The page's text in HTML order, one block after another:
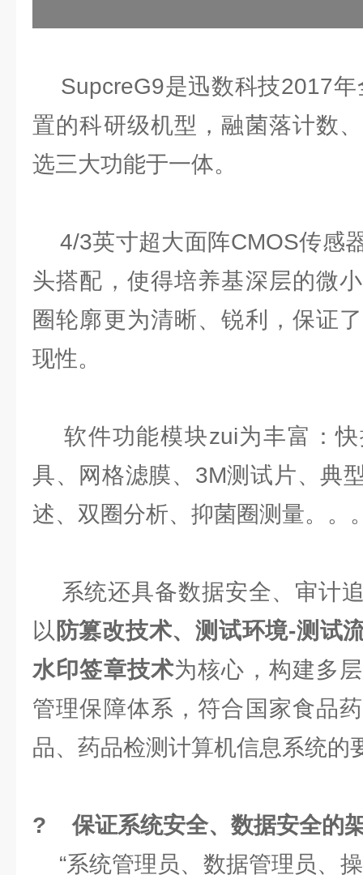
SupcreG9是迅数科技2017年
置的科研级机型，融菌落计数
选三大功能于一体。
4/3英寸超大面阵CMOS传感
头搭配，使得培养基深层的微
圈轮廓更为清晰、锐利，保证
现性。
软件功能模块zui为丰富：快
具、网格滤膜、3M测试片、典
述、双圈分析、抑菌圈测量。。
系统还具备数据安全、审计
以 防篡改技术、测试环境-测试
水印签章技术为核心，构建多
管理保障体系，符合国家食品
品、药品检测计算机信息系统的
? 保证系统安全、数据安全的
“系统管理员、数据管理员、